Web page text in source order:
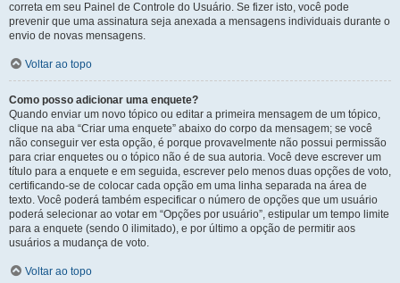
correta em seu Painel de Controle do Usuário. Se fizer isto, você pode
prevenir que uma assinatura seja anexada a mensagens individuais durante o
envio de novas mensagens.
Voltar ao topo
Como posso adicionar uma enquete?
Quando enviar um novo tópico ou editar a primeira mensagem de um tópico,
clique na aba “Criar uma enquete” abaixo do corpo da mensagem; se você
não conseguir ver esta opção, é porque provavelmente não possui permissão
para criar enquetes ou o tópico não é de sua autoria. Você deve escrever um
título para a enquete e em seguida, escrever pelo menos duas opções de voto,
certificando-se de colocar cada opção em uma linha separada na área de
texto. Você poderá também especificar o número de opções que um usuário
poderá selecionar ao votar em “Opções por usuário”, estipular um tempo limite
para a enquete (sendo 0 ilimitado), e por último a opção de permitir aos
usuários a mudança de voto.
Voltar ao topo